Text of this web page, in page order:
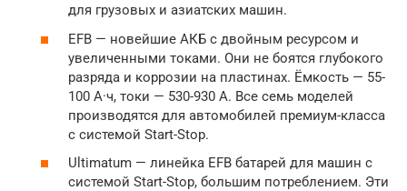
для грузовых и азиатских машин.
EFB — новейшие АКБ с двойным ресурсом и
увеличенными токами. Они не боятся глубокого
разряда и коррозии на пластинах. Ёмкость — 55-
100 А·ч, токи — 530-930 А. Все семь моделей
производятся для автомобилей премиум-класса
с системой Start-Stop.
Ultimatum — линейка EFB батарей для машин с
системой Start-Stop, большим потреблением. Эти